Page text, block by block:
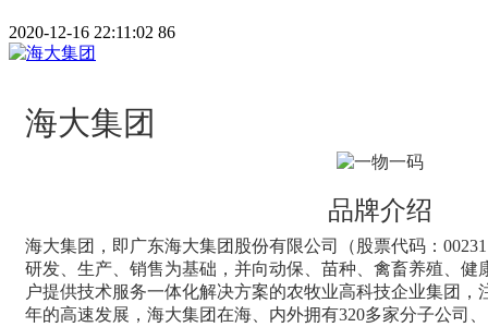
2020-12-16 22:11:02 86
海大集团
品牌介绍
海大集团，即广东海大集团股份有限公司（股票代码：
研发、生产、销售为基础，并向动保、苗种、禽畜养殖、健
户提供技术服务一体化解决方案的农牧业高科技企业集团，
年的高速发展，海大集团在海、内外拥有320多家分子公司